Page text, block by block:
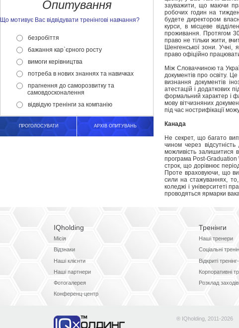
Опитування
Що мотивує Вас відвідувати тренінгові навчання?
безробіття
бажання кар`єрного росту
вимоги керівництва
потреба в нових знаннях та навичках
прагнення до саморозвитку та
самовдосконалення
відвідую тренінги за компанію
ПРОГОЛОСУВАТИ АРХІВ ОПИТУВАНЬ
зауважити, що маючи
робочих годин на
будете директором
курси, в місцеве
проживання. Протягом
право не тільки жити,
Шенгенської зони.
право офіційно
Між Словаччиною та
документів про освіту.
визнання документів
атестацій і додаткових
формальний характер і
мову вітчизняних
під час нострифікації
Канада
Не секрет, що багато
чином через
можливість залишитися
програма Post-Graduation
строк, що дорівнює
Проте враховуючи, що
сили на стажуваннях,
коледжі і університеті
проводяться ярмарки
IQholding
Місія
Відзнаки
Наші клієнти
Наші партнери
Фотогалерея
Конференц-центр
Тренінги
Наші тренери
Соціальні
Відкриті
Корпоративні
Розклад заходів
® IQholding, 2011-2026